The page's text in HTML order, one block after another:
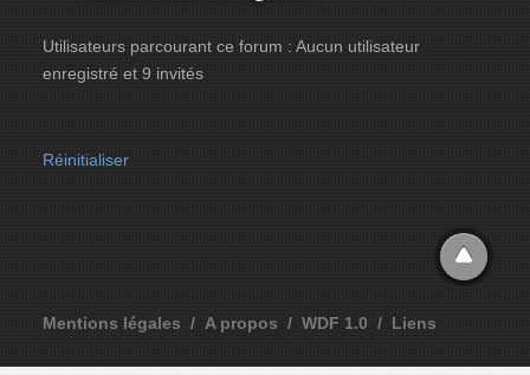
Utilisateurs parcourant ce forum : Aucun utilisateur
enregistré et 9 invités
Réinitialiser
Mentions légales A propos WDF 1.0 Liens